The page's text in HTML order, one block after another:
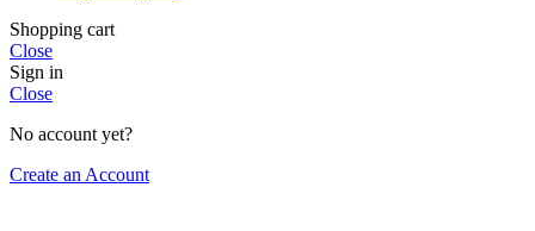
Shopping cart
Close
Sign in
Close
No account yet?
Create an Account